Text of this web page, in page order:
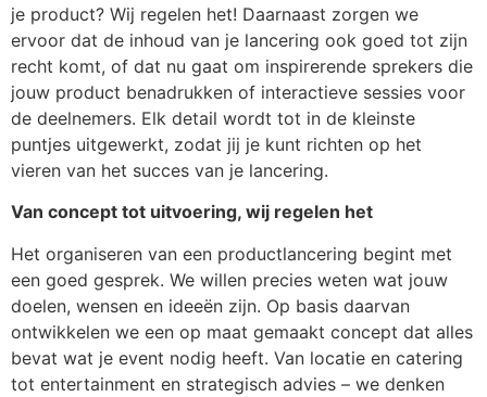
je product? Wij regelen het! Daarnaast zorgen we
ervoor dat de inhoud van je lancering ook goed tot zijn
recht komt, of dat nu gaat om inspirerende sprekers die
jouw product benadrukken of interactieve sessies voor
de deelnemers. Elk detail wordt tot in de kleinste
puntjes uitgewerkt, zodat jij je kunt richten op het
vieren van het succes van je lancering.
Van concept tot uitvoering, wij regelen het
Het organiseren van een productlancering begint met
een goed gesprek. We willen precies weten wat jouw
doelen, wensen en ideeën zijn. Op basis daarvan
ontwikkelen we een op maat gemaakt concept dat alles
bevat wat je event nodig heeft. Van locatie en catering
tot entertainment en strategisch advies – we denken